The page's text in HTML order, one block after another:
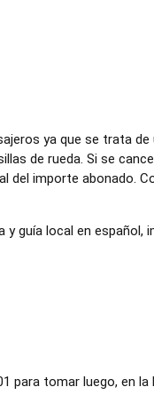
ya que se trata de
de rueda. Si se
importe abonado.
guía local en español,
para tomar luego, en la